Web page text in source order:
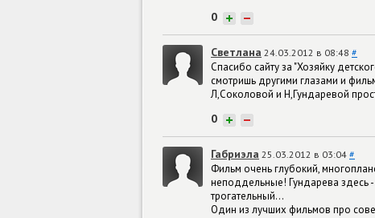
0 + −
Светлана 24.03.2012 в 08:48 #
Спасибо сайту за "Хозяйку
смотришь другими глазами и
Л,Соколовой и Н,Гундаревой
0 + −
Габриэла 25.03.2012 в 03:04 #
Фильм очень глубокий,
неподдельные! Гундарева здесь
трогательный...
Один из лучших фильмов про